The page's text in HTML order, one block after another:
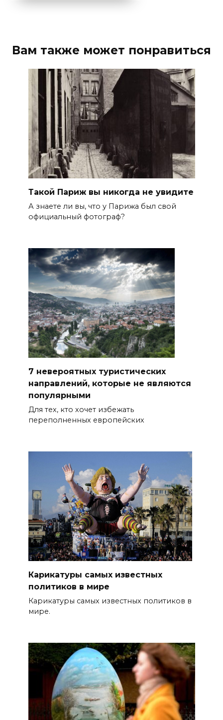
Вам также может понравиться
Такой Париж вы никогда не увидите
А знаете ли вы, что у Парижа был свой
официальный фотограф?
7 невероятных туристических
направлений, которые не являются
популярными
Для тех, кто хочет избежать
переполненных европейских
Карикатуры самых известных
политиков в мире
Карикатуры самых известных политиков в
мире.